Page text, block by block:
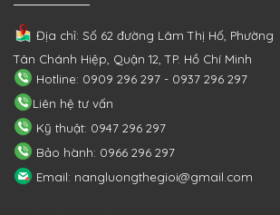
Địa chỉ: Số 62 đường Lâm Thị Hố, Phường
Tân Chánh Hiệp, Quận 12, TP. Hồ Chí Minh
Hotline: 0909 296 297 - 0937 296 297
Liên hệ tư vấn
Kỹ thuật: 0947 296 297
Bảo hành: 0966 296 297
Email: nangluongthegioi@gmail.com